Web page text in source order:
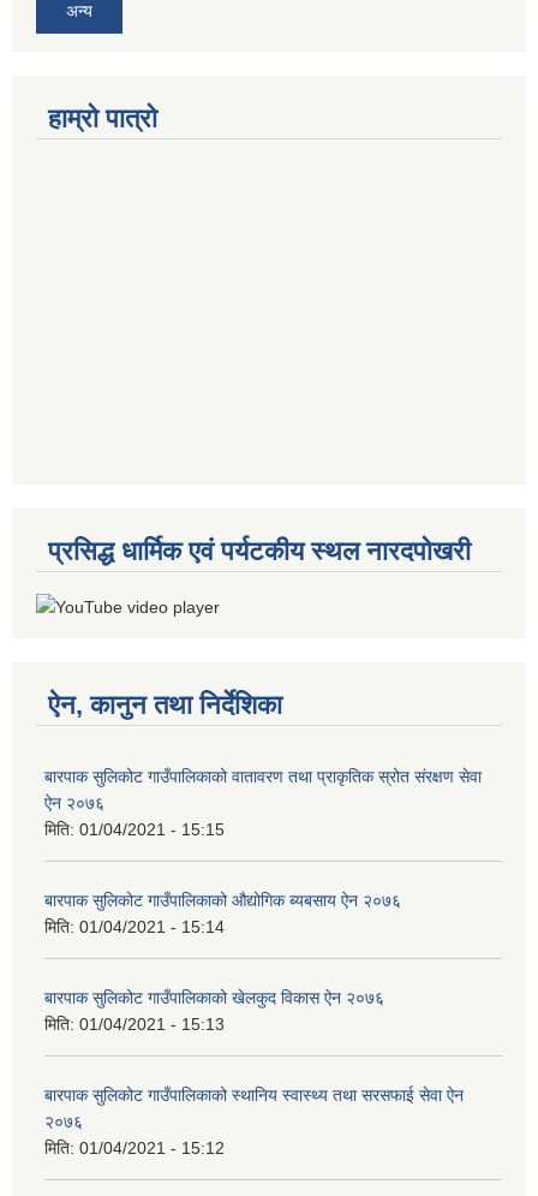
अन्य
हाम्रो पात्रो
प्रसिद्ध धार्मिक एवं पर्यटकीय स्थल नारदपोखरी
ऐन, कानुन तथा निर्देशिका
बारपाक सुलिकोट गाउँपालिकाको वातावरण तथा प्राकृतिक स्रोत संरक्षण सेवा
ऐन २०७६
मिति: 01/04/2021 - 15:15
बारपाक सुलिकोट गाउँपालिकाको औद्योगिक ब्यबसाय ऐन २०७६
मिति: 01/04/2021 - 15:14
बारपाक सुलिकोट गाउँपालिकाको खेलकुद विकास ऐन २०७६
मिति: 01/04/2021 - 15:13
बारपाक सुलिकोट गाउँपालिकाको स्थानिय स्वास्थ्य तथा सरसफाई सेवा ऐन
२०७६
मिति: 01/04/2021 - 15:12